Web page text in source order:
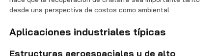
desde una perspectiva de costos como ambiental.
Aplicaciones industriales típicas
Estructuras aeroespaciales y de alto